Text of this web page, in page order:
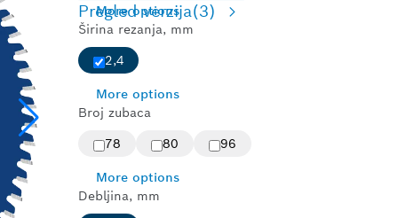
More options
Širina rezanja, mm
2,4
More options
Broj zubaca
78
80 96
More options
Debljina, mm
Pregled verzija(3)